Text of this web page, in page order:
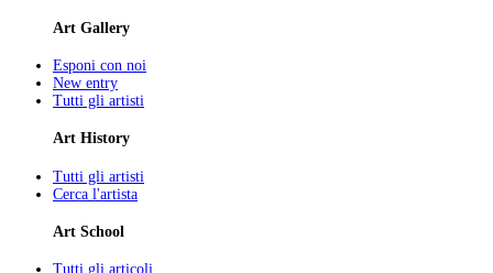
Art Gallery
Esponi con noi
New entry
Tutti gli artisti
Art History
Tutti gli artisti
Cerca l'artista
Art School
Tutti gli articoli